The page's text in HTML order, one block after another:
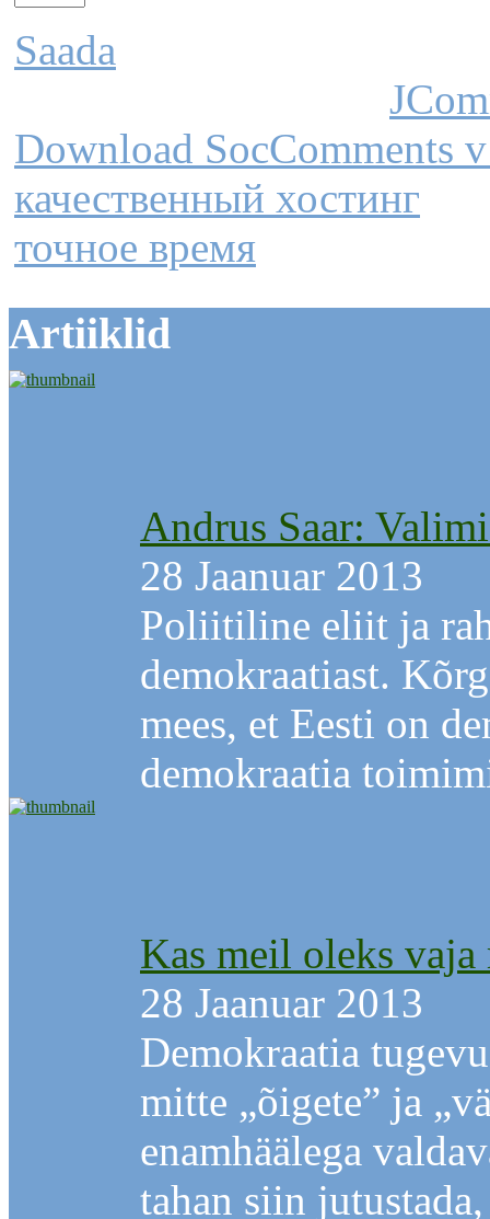
Saada
Download SocComments
качественный хостинг
точное время
Artiiklid
Andrus Saar:
28 Jaanuar 2013
Poliitiline eliit ja
demokraatiast.
mees, et Eesti on
demokraatia
Kas meil oleks vaja
28 Jaanuar 2013
Demokraatia
mitte „õigete” ja
enamhäälega
tahan siin